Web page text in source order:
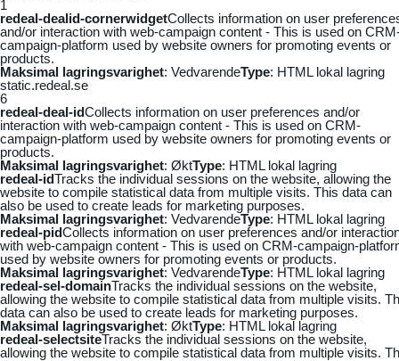
1
redeal-dealid-cornerwidgetCollects information on user
and/or interaction with web-campaign content - This is used on
campaign-platform used by website owners for promoting events or
products.
Maksimal lagringsvarighet: VedvarendeType: HTML lokal lagring
static.redeal.se
6
redeal-deal-idCollects information on user preferences and/or
interaction with web-campaign content - This is used on CRM-
campaign-platform used by website owners for promoting events or
products.
Maksimal lagringsvarighet: ØktType: HTML lokal lagring
redeal-idTracks the individual sessions on the website, allowing the
website to compile statistical data from multiple visits. This data can
also be used to create leads for marketing purposes.
Maksimal lagringsvarighet: VedvarendeType: HTML lokal lagring
redeal-pidCollects information on user preferences and/or
with web-campaign content - This is used on CRM-campaign-
used by website owners for promoting events or products.
Maksimal lagringsvarighet: VedvarendeType: HTML lokal lagring
redeal-sel-domainTracks the individual sessions on the website,
allowing the website to compile statistical data from multiple visits.
data can also be used to create leads for marketing purposes.
Maksimal lagringsvarighet: ØktType: HTML lokal lagring
redeal-selectsiteTracks the individual sessions on the website,
allowing the website to compile statistical data from multiple visits.